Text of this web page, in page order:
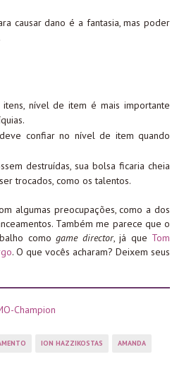
causar dano é a fantasia, mas poder
nível de item é mais importante
confiar no nível de item quando
destruídas, sua bolsa ficaria cheia
trocados, como os talentos.
algumas preocupações, como a dos
Também me parece que o
comogame director, já que Tom
. O que vocês acharam? Deixem seus
Champion
ION HAZZIKOSTAS AMANDA